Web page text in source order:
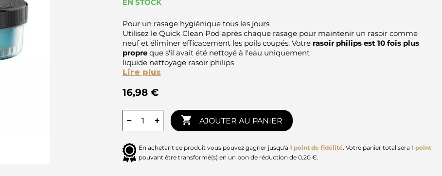
EN STOCK
Pour un rasage hygiénique tous les jours
Utilisez le Quick Clean Pod après chaque rasage pour maintenir un rasoir comme
neuf et éliminer efficacement les poils coupés. Votre rasoir philips est 10 fois plus
propre que s'il avait été nettoyé à l'eau uniquement
liquide nettoyage rasoir philips
Lire plus
16,98 €
− +  AJOUTER AU PANIER
En achetant ce produit vous pouvez gagner jusqu'à 1 point de fidélité. Votre panier totalisera 1 point
pouvant être transformé(s) en un bon de réduction de 0,20 €.